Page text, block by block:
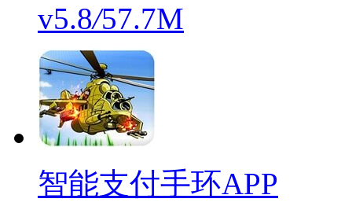
v5.8/57.7M
智能支付手环APP